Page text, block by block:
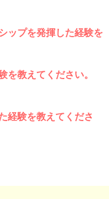
ップを発揮した経験を
を教えてください。
経験を教えてくださ